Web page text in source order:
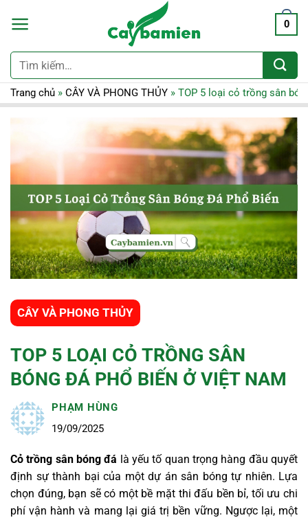
0
Tìm
kiếm:
Trang chủ » CÂY VÀ PHONG THỦY » TOP 5 loại cỏ trồng sân
CÂY VÀ PHONG THỦY
TOP 5 LOẠI CỎ TRỒNG SÂN
BÓNG ĐÁ PHỔ BIẾN Ở VIỆT NAM
PHẠM HÙNG
19/09/2025
Cỏ trồng sân bóng đá là yếu tố quan trọng hàng đầu quyết
định sự thành bại của một dự án sân bóng tự nhiên. Lựa
chọn đúng, bạn sẽ có một bề mặt thi đấu bền bỉ, tối ưu chi
phí vận hành và mang lại giá trị bền vững. Ngược lại, một